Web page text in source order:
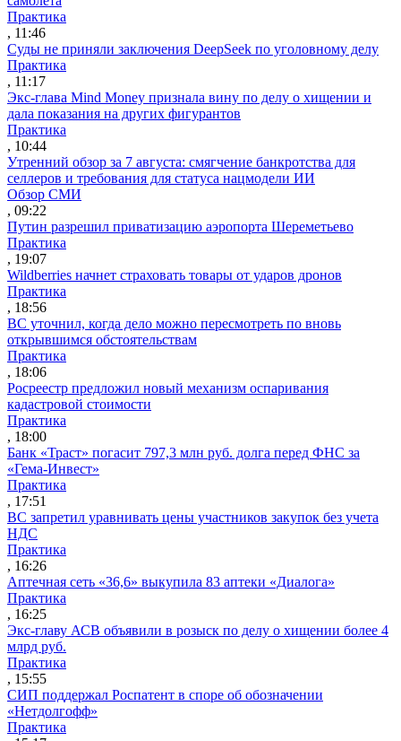
Практика
, 11:46
Суды не приняли заключения DeepSeek по уголовному делу
Практика
, 11:17
Экс-глава Mind Money признала вину по делу о хищении и
дала показания на других фигурантов
Практика
, 10:44
Утренний обзор за 7 августа: смягчение банкротства для
селлеров и требования для статуса нацмодели ИИ
Обзор СМИ
, 09:22
Путин разрешил приватизацию аэропорта Шереметьево
Практика
, 19:07
Wildberries начнет страховать товары от ударов дронов
Практика
, 18:56
ВС уточнил, когда дело можно пересмотреть по вновь
открывшимся обстоятельствам
Практика
, 18:06
Росреестр предложил новый механизм оспаривания
кадастровой стоимости
Практика
, 18:00
Банк «Траст» погасит 797,3 млн руб. долга перед ФНС за
«Гема-Инвест»
Практика
, 17:51
ВС запретил уравнивать цены участников закупок без учета
НДС
Практика
, 16:26
Аптечная сеть «36,6» выкупила 83 аптеки «Диалога»
Практика
, 16:25
Экс-главу АСВ объявили в розыск по делу о хищении более 4
млрд руб.
Практика
, 15:55
СИП поддержал Роспатент в споре об обозначении
«Нетдолгофф»
Практика